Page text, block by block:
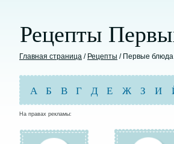
Рецепты
Главная страница / Рецепты / Первые блюда
А Б В Г Д Е Ж З И
На правах рекламы: